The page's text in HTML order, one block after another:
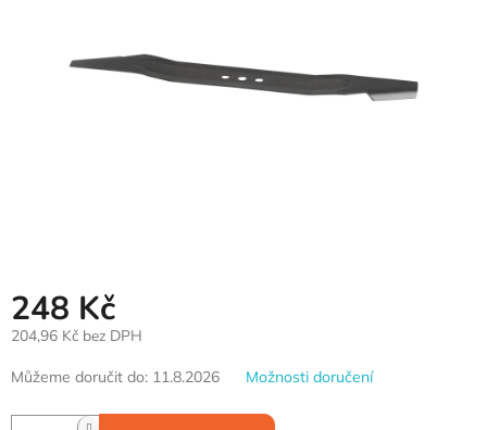
248 Kč
204,96 Kč bez DPH
Měrná
cena:
Můžeme doručit do: 11.8.2026 Možnosti doručení